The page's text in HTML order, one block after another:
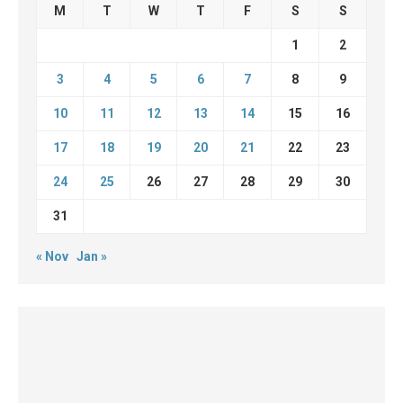
M T W T F S S
1 2
3 4 5 6 7 8 9
10 11 12 13 14 15 16
17 18 19 20 21 22 23
24 25 26 27 28 29 30
31
« Nov Jan »